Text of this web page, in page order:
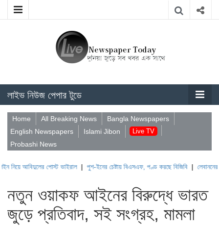
লাইভ নিউজ পেপার টুডে
Home All Breaking News
Bangla Newspapers
English Newspapers
Islami Jibon Live TV
Probashi News
পোস্ট ভাইরাল|পুশ-ইনের চেষ্টায় বিএসএফ, পণ্ড করছে বিজিবি|লেবাননের ঐতিহাসিক
নতুন ওয়াকফ আইনের বিরুদ্ধে ভারত
জুড়ে প্রতিবাদ, সই সংগ্রহ, মামলা